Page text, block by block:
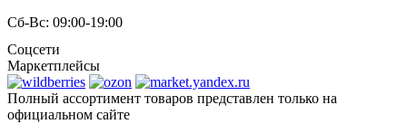
Сб-Вс: 09:00-19:00
Соцсети
Маркетплейсы
Полный ассортимент товаров представлен только на
официальном сайте